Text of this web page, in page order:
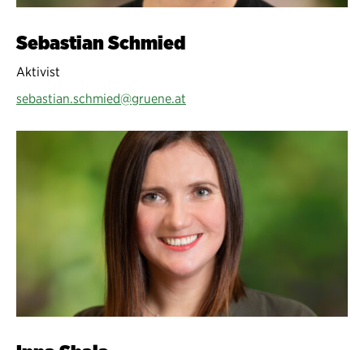
Sebastian Schmied
Aktivist
sebastian.schmied@gruene.at